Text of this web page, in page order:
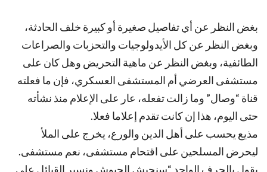
بغض النظر عن أي تفاصيل صغيرة أو كبيرة خلف الحادثة،
وبغض النظر عن كل الأيدولوجيات والتحزبات والصراعات
الطائفية، وبغض النظر عن ماهية التحريض وهل كان على
مستشفى العرضي أم المستشفى العسكري، فإن ما فعلته
قناة “وصال” وما زالت تفعله، عار على الإعلام منذ نشأته
حتى اليوم، هذا إن كانت تقدم إعلاما فعلا.
مذيع يحسب على أهل الدين والورع، يخرج على الملأ
ليحرض المسلحين على اقتحام مستشفى، نعم مستشفى.
يقول بالحرف الواحد “سنجيش الجيوش ونسير القبائل على